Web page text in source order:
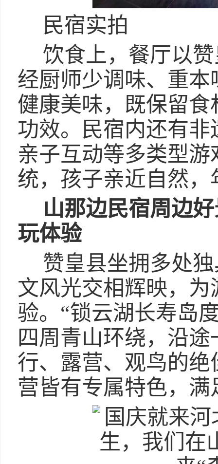
民宿实拍
饮食上，餐厅以
经厨师少调味、重
健康美味，既保留
功效。民宿内还有
亲子互动等多类型
统，孩子亲近自然
山那边民宿周边
玩体验
赞皇县坐拥多处
文风光交相辉映，
验。“锁云湖长寿岛
四周青山环绕，沿
行、露营、观鸟的
营皆有专属特色，